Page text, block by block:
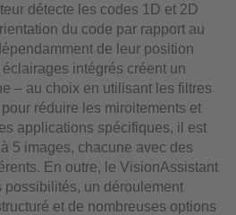
détecte les codes 1D et 2D
du code par rapport au
de leur position
intégrés créent un
– au choix en utilisant les filtres
réduire les miroitements et
applications spécifiques, il est
5 images, chacune avec des
En outre, le VisionAssistant
possibilités, un déroulement
et de nombreuses options